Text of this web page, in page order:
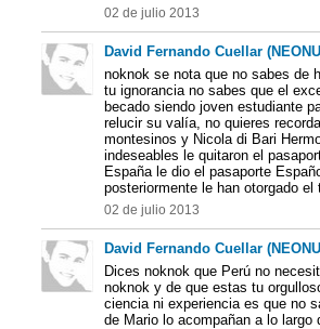
02 de julio 2013
David Fernando Cuellar
noknok se nota que no sabes de
tu ignorancia no sabes que el
becado siendo joven estudiante
relucir su valía, no quieres
montesinos y Nicola di Bari
indeseables le quitaron el
España le dio el pasaporte
posteriormente le han otorgado
02 de julio 2013
David Fernando Cuellar
Dices noknok que Perú no
noknok y de que estas tu
ciencia ni experiencia es que no
de Mario lo acompañan a lo largo